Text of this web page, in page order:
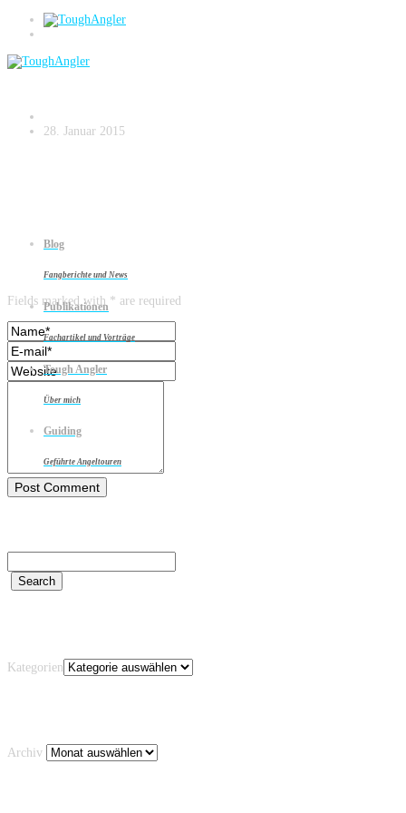
Blog
Fangberichte und News
Publikationen
Fachartikel und Vorträge
Tough Angler
Über mich
Guiding
Geführte Angeltouren
DSC02224
28. Januar 2015
Leave a reply
Fields marked with * are required
Kategorien
Archiv